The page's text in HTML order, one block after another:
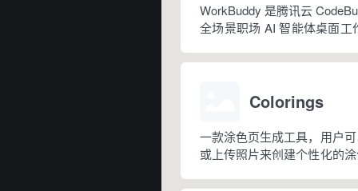
WorkBuddy 是腾讯云
全场景职场 AI 智能体桌面工
于普通对话式 AI，它是可以
Colorings
一款涂色页生成工具，用户
或上传照片来创建个性化的